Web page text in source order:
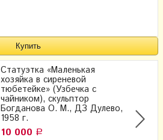
Статуэтка «Маленькая
хозяйка в сиреневой
тюбетейке» (Узбечка с
чайником), скульптор
Богданова О. М., ДЗ Дулево,
1958 г.
10 000 Р